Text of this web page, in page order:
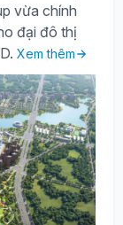
vừa chính
đại đô thị
Xem thêm